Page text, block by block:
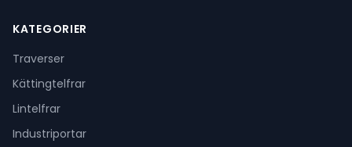
KATEGORIER
Traverser
Kättingtelfrar
Lintelfrar
Industriportar